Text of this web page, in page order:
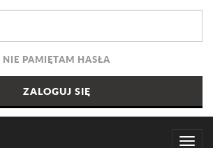
NIE PAMIĘTAM HASŁA